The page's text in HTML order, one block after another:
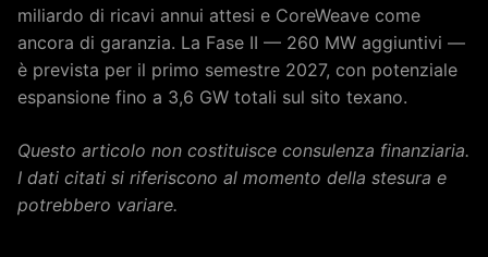
miliardo di ricavi annui attesi e CoreWeave come
ancora di garanzia. La Fase II — 260 MW aggiuntivi —
è prevista per il primo semestre 2027, con potenziale
espansione fino a 3,6 GW totali sul sito texano.
Questo articolo non costituisce consulenza finanziaria.
I dati citati si riferiscono al momento della stesura e
potrebbero variare.